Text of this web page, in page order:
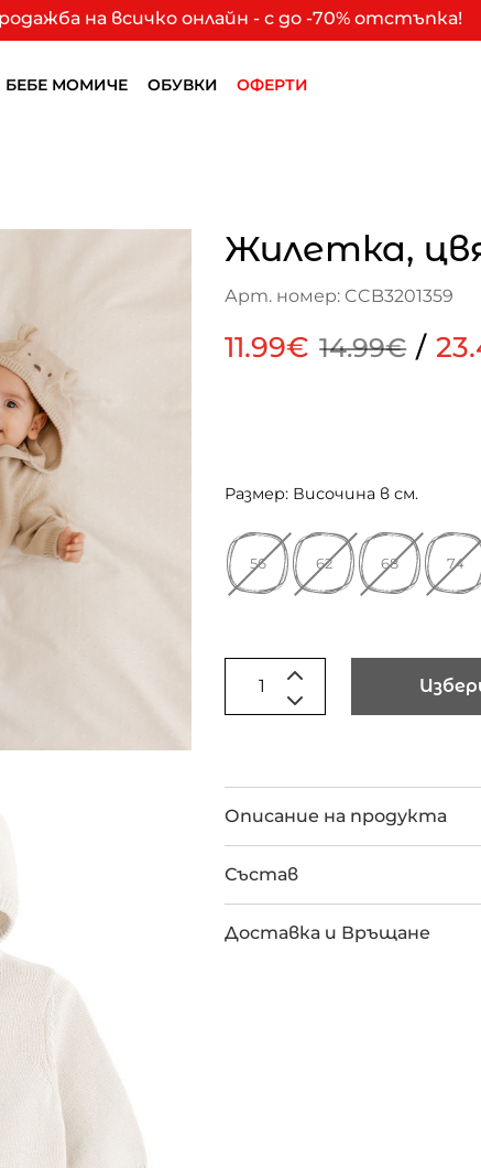
на всичко онлайн - с до -70% отстъпка!
БЕБЕ МОМИЧЕ ОБУВКИ ОФЕРТИ
Жилетка,
Арт. номер: CCB3201359
11.99€ 14.99€ /
Размер: Височина в см.
56 62 68 74
Описание на продукта
Състав
Доставка и Връщане